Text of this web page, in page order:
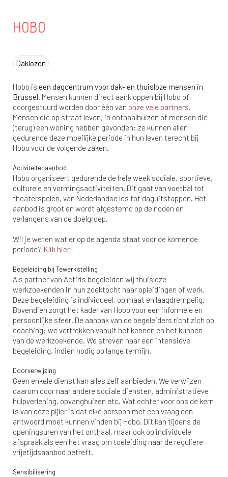
HOBO
Daklozen
Hobo is een dagcentrum voor dak- en thuisloze mensen in
Brussel. Mensen kunnen direct aankloppen bij Hobo of
doorgestuurd worden door één van onze vele partners.
Mensen die op straat leven, in onthaalhuizen of mensen die
(terug) een woning hebben gevonden: ze kunnen allen
gedurende deze moeilijke periode in hun leven terecht bij
Hobo voor de volgende zaken.
Activiteitenaanbod
Hobo organiseert gedurende de hele week sociale, sportieve,
culturele en vormingsactiviteiten. Dit gaat van voetbal tot
theaterspelen, van Nederlandse les tot daguitstappen. Het
aanbod is groot en wordt afgestemd op de noden en
verlangens van de doelgroep.
Wil je weten wat er op de agenda staat voor de komende
periode? Klik hier!
Begeleiding bij Tewerkstelling
Als partner van Actiris begeleiden wij thuisloze
werkzoekenden in hun zoektocht naar opleidingen of werk.
Deze begeleiding is individueel, op maat en laagdrempelig.
Bovendien zorgt het kader van Hobo voor een informele en
persoonlijke sfeer. De aanpak van de begeleiders richt zich op
coaching: we vertrekken vanuit het kennen en het kunnen
van de werkzoekende. We streven naar een intensieve
begeleiding, indien nodig op lange termijn.
Doorverwijzing
Geen enkele dienst kan alles zelf aanbieden. We verwijzen
daarom door naar andere sociale diensten, administratieve
hulpverlening, opvanghuizen etc. Wat echter voor ons de kern
is van deze pijler is dat elke persoon met een vraag een
antwoord moet kunnen vinden bij Hobo. Dit kan tijdens de
openingsuren van het onthaal, maar ook op individuele
afspraak als een het vraag om toeleiding naar de reguliere
vrijetijdsaanbod betreft.
Sensibilisering